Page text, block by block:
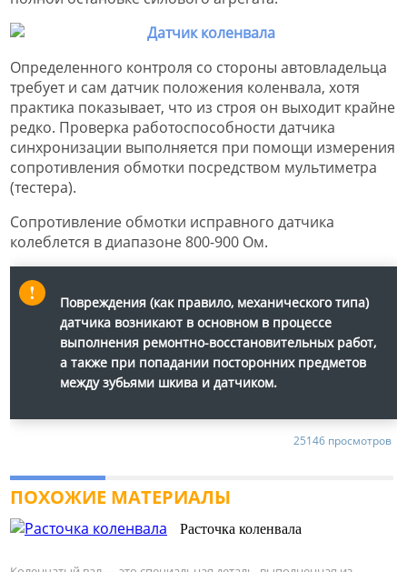
Определенного контроля со стороны автовладельца
требует и сам датчик положения коленвала, хотя
практика показывает, что из строя он выходит крайне
редко. Проверка работоспособности датчика
синхронизации выполняется при помощи измерения
сопротивления обмотки посредством мультиметра
(тестера).
Сопротивление обмотки исправного датчика
колеблется в диапазоне 800-900 Ом.
Повреждения (как правило, механического типа)
датчика возникают в основном в процессе
выполнения ремонтно-восстановительных работ,
а также при попадании посторонних предметов
между зубьями шкива и датчиком.
25146 просмотров
ПОХОЖИЕ МАТЕРИАЛЫ
Расточка коленвала